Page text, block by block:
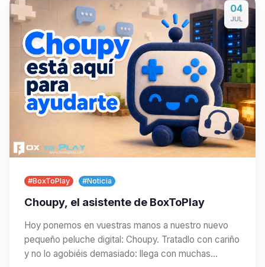
04
JUL
#BoxToPlay #Noticia
Choupy, el asistente de BoxToPlay
Hoy ponemos en vuestras manos a nuestro nuevo
pequeño peluche digital: Choupy. Tratadlo con cariño
y no lo agobiéis demasiado: llega con muchas